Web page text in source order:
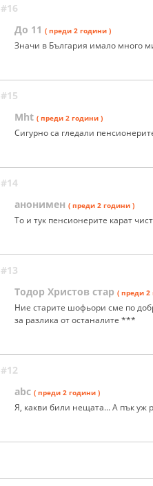
#16
До 11 ( преди 2 години )
Значи в България имало много
#15
Mht ( преди 2 години )
Сигурно са гледали
#14
анонимен ( преди 2 години )
To и тук пенсионерите карат
#13
Тодор Христов стар ( преди 2
Ние старите шофьори сме по
за разлика от останалите ***
#12
abc ( преди 2 години )
Я, какви били нещата... А пък уж